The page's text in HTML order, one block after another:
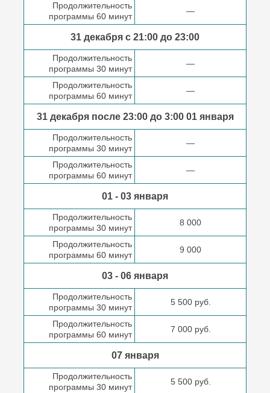
Продолжительность
программы 60 минут
—
31 декабря с 21:00 до 23:00
Продолжительность
программы 30 минут
—
Продолжительность
программы 60 минут
—
31 декабря после23:00 до 3:0001 января
Продолжительность
программы 30 минут
—
Продолжительность
программы 60 минут
—
01 - 03 января
Продолжительность
программы 30 минут
8 000
Продолжительность
программы 60 минут
9 000
03 - 06 января
Продолжительность
программы 30 минут
5 500 руб.
Продолжительность
программы 60 минут
7 000 руб.
07 января
Продолжительность
программы 30 минут
5 500 руб.